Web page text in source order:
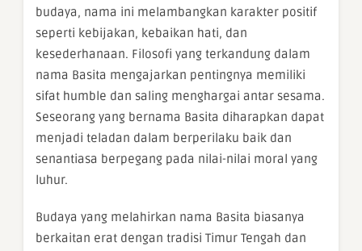
budaya, nama ini melambangkan karakter positif
seperti kebijakan, kebaikan hati, dan
kesederhanaan. Filosofi yang terkandung dalam
nama Basita mengajarkan pentingnya memiliki
sifat humble dan saling menghargai antar sesama.
Seseorang yang bernama Basita diharapkan dapat
menjadi teladan dalam berperilaku baik dan
senantiasa berpegang pada nilai-nilai moral yang
luhur.
Budaya yang melahirkan nama Basita biasanya
berkaitan erat dengan tradisi Timur Tengah dan